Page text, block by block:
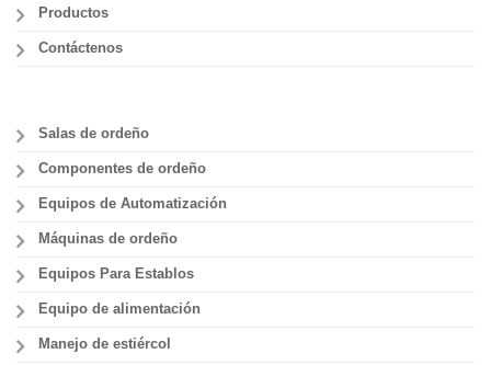
Productos
Contáctenos
Salas de ordeño
Componentes de ordeño
Equipos de Automatización
Máquinas de ordeño
Equipos Para Establos
Equipo de alimentación
Manejo de estiércol